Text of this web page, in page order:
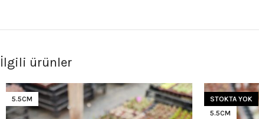
İlgili ürünler
5.5CM
STOKTA YOK
5.5CM